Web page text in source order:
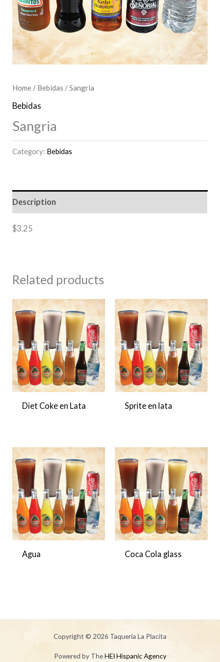
Home / Bebidas / Sangria
Bebidas
Sangria
Category: Bebidas
Description
$3.25
Related products
Diet Coke en Lata Sprite en lata
Agua Coca Cola glass
Copyright © 2026 Taqueria La Placita
Powered by TheHEI Hispanic Agency